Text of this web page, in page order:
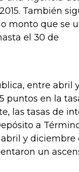
También
monto que se
el 30 de
entre abril
puntos en la
las tasas de
a
y diciembre
un